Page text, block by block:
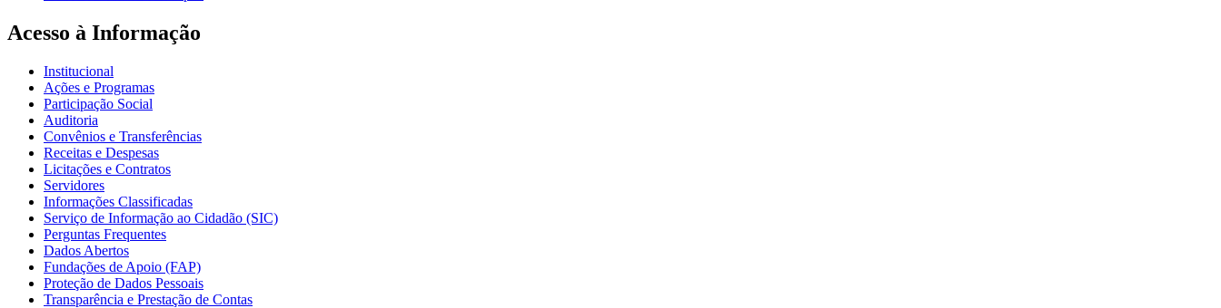
Acesso à Informação
Institucional
Ações e Programas
Participação Social
Auditoria
Convênios e Transferências
Receitas e Despesas
Licitações e Contratos
Servidores
Informações Classificadas
Serviço de Informação ao Cidadão (SIC)
Perguntas Frequentes
Dados Abertos
Fundações de Apoio (FAP)
Proteção de Dados Pessoais
Transparência e Prestação de Contas